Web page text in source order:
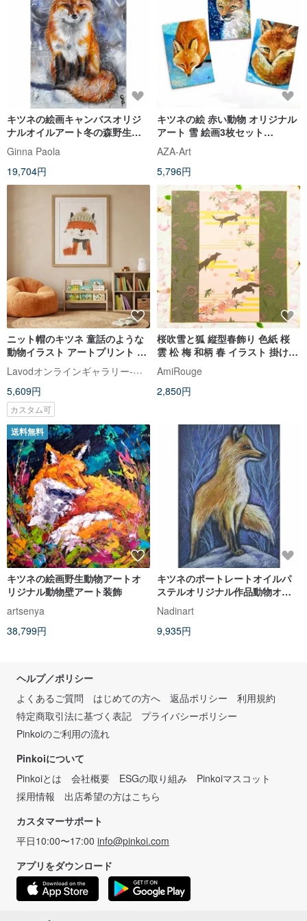
キツネの絵画キャンバスオリジ
ナルオイルアート冬の森野生動
物現代抽象
Ginna Paola
19,704円
キツネの絵 赤い動物 オリジナル
アート 雪 絵画3枚セット
10×15cm
AZA-Art
5,796円
ニット帽のキツネ 童話のような
動物イラスト アートプリント 温
かい雰囲気のキッズルーム用ア
ート
Lavodオンラインギャラリー-アート吊り下げ絵画専門
5,609円
カスタム可
桜吹雪と狐 縦型春飾り 色紙 桜
雲 松 梅 和柄 春 イラスト 掛け軸
布 狐の嫁入り 狐面
AmiRouge
2,850円
送料無料
キツネの絵画野生動物アートオ
リジナル動物壁アート装飾
artsenya
38,799円
キツネのポートレートオイルパ
ステルオリジナル作品動物オリ
ジナル絵画冬の森
Nadinart
9,935円
ヘルプ／ポリシー
よくあるご質問
はじめての方へ 返品ポリシー
利用規約
特定商取引法に基づく表記
プライバシーポリシー
Pinkoiのご利用の流れ
Pinkoiについて
Pinkoiとは
会社概要 ESGの取り組み
Pinkoiマスコット
採用情報
出店希望の方はこちら
カスタマーサポート
平日10:00〜17:00 info@pinkoi.com
アプリをダウンロード